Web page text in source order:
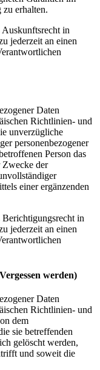
erhalten.
Auskunftsrecht in
jederzeit an einen
Daten
Richtlinien- und
unverzügliche
personenbezogener
Person das
Zwecke der
einer ergänzenden
Berichtigungsrecht in
jederzeit an einen
werden)
Daten
Richtlinien- und
dem
sie betreffenden
gelöscht werden,
und soweit die